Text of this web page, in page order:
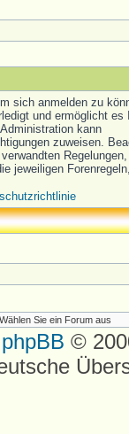
sich anmelden zu
und ermöglicht es
kann
zuweisen.
jeweiligen
phpBB ©